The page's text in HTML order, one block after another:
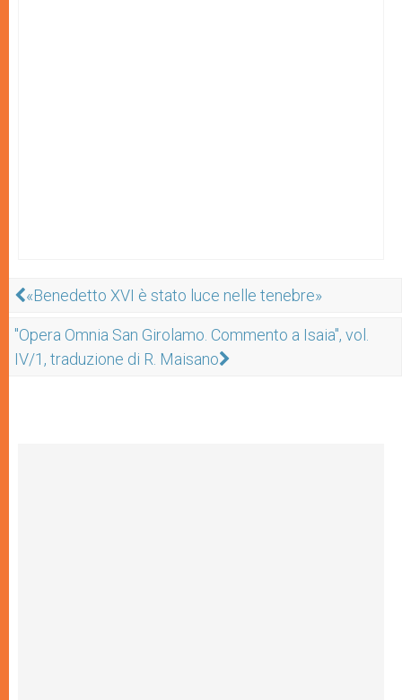
«Benedetto XVI è stato luce nelle tenebre»
"Opera Omnia San Girolamo. Commento a Isaia", vol.
IV/1, traduzione di R. Maisano